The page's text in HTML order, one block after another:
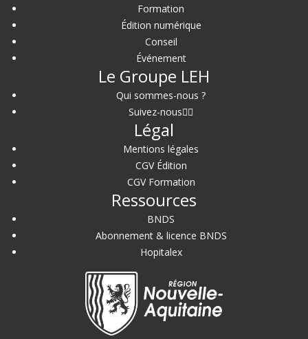
Formation
Édition numérique
Conseil
Événement
Le Groupe LEH
Qui sommes-nous ?
Suivez-nous
Légal
Mentions légales
CGV Édition
CGV Formation
Ressources
BNDS
Abonnement & licence BNDS
Hopitalex